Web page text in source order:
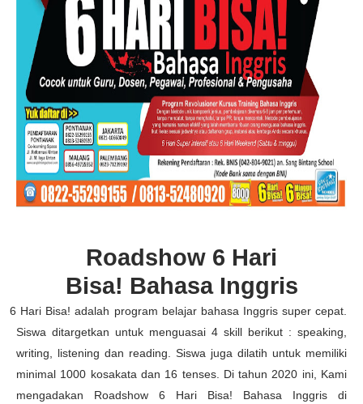
Roadshow 6 Hari
Bisa! Bahasa Inggris
6 Hari Bisa! adalah program belajar bahasa Inggris super cepat.
Siswa ditargetkan untuk menguasai 4 skill berikut : speaking,
writing, listening dan reading. Siswa juga dilatih untuk memiliki
minimal 1000 kosakata dan 16 tenses. Di tahun 2020 ini, Kami
mengadakan Roadshow 6 Hari Bisa! Bahasa Inggris di